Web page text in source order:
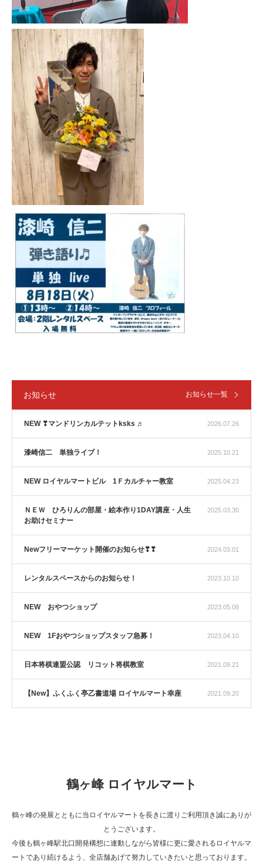
お知らせ
2026.07.26
NEW ❣マンドリンカルテットksks ♬
2025.10.21
漆崎信二 単独ライブ！
2025.04.23
NEW ロイヤルマートビル 1Ｆカルチャー教室
2025.03.30
ＮＥＷ ひろりんの部屋・絵本作り1DAY講座・人生
お助けセミナー
2024.03.01
Newフリーマーケット開催のお知らせ❣❣
2023.10.10
レンタルスペースからのお知らせ！
2023.05.08
NEW おやつショップ
2023.04.10
NEW 1Fおやつショップスタッフ急募！
2021.09.21
日本将棋連盟公認 リコット将棋教室
2021.09.20
【New】ふくふく亭乙書道場 ロイヤルマート幸座
お知らせ一覧
鶴ヶ峰 ロイヤルマート
鶴ヶ峰の発展とともに当ロイヤルマートを長きに渡りご利用頂き誠にありが
とうございます。
今後も鶴ヶ峰駅北口開発構想に連動しながら皆様に更に愛されるロイヤルマ
ートであり続けるよう、全店舗あげて努力していきたいと思っております。